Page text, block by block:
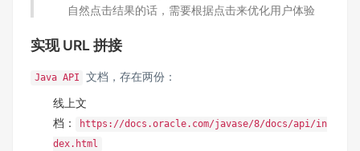
自然点击结果的话，需要根据点击来优化用户体验
实现 URL 拼接
Java API
文档，存在两份：
线上文
档：
https://docs.oracle.com/javase/8/docs/api/in
dex.html